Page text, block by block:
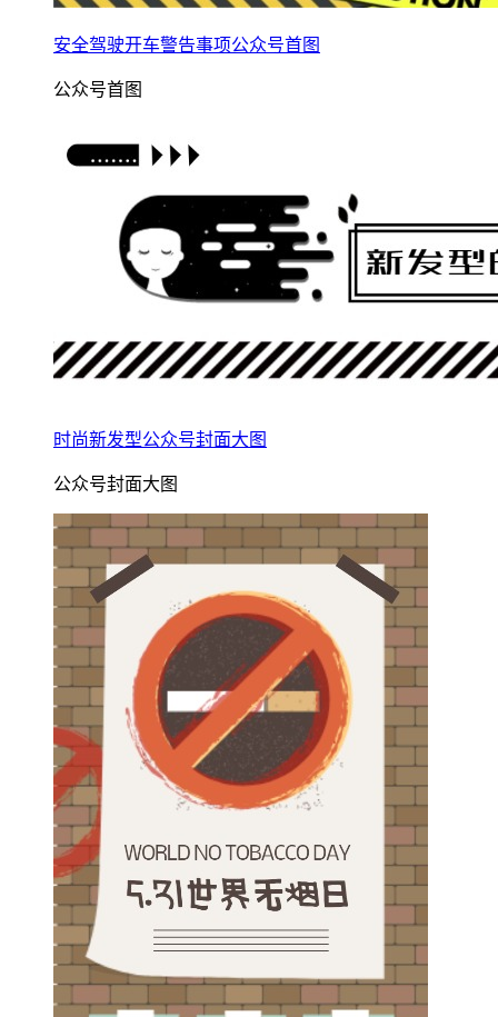
安全驾驶开车警告事项公众号首图
公众号首图
时尚新发型公众号封面大图
公众号封面大图